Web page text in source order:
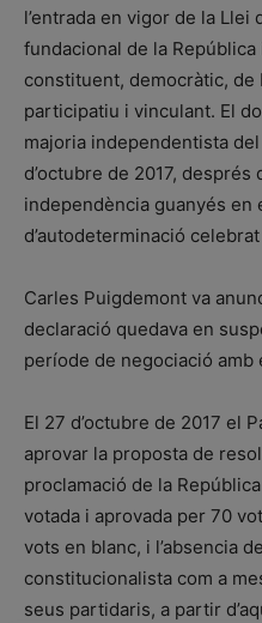
l’entrada en vigor de la
fundacional de la República
constituent, democràtic, de
participatiu i vinculant. El
majoria independentista
d’octubre de 2017, després
independència guanyés en
d’autodeterminació
Carles Puigdemont va
declaració quedava en
període de negociació amb
El 27 d’octubre de 2017 el
aprovar la proposta de
proclamació de la
votada i aprovada per 70
vots en blanc, i l’absencia
constitucionalista com a
seus partidaris, a partir